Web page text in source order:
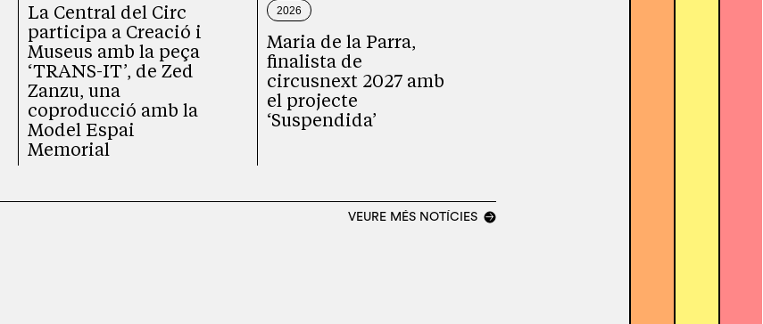
La Central del Circ
participa a Creació i
Museus amb la peça
‘TRANS-IT’, de Zed
Zanzu, una
coproducció amb la
Model Espai
Memorial
2026
Maria de la Parra,
finalista de
circusnext 2027 amb
el projecte
‘Suspendida’
VEURE MÉS NOTÍCIES